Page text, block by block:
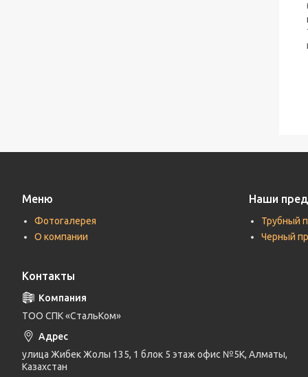
Меню
Фотогалерея
О компании
Наши
Трубный
Черный
Контакты
ТОО СПК «СтальКом»
улица Жибек Жолы 135, 1 блок 5 этаж офис №5К, Алматы,
Казахстан